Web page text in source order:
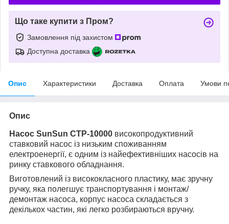
Що таке купити з Пром?
Замовлення під захистом
Доступна доставка
Опис Характеристики Доставка Оплата Умови
Опис
Насос SunSun CTP-10000 високопродуктивний
ставковий насос із низьким споживанням
електроенергії, є одним із найефективніших насосів на
ринку ставкового обладнання.
Виготовлений із висококласного пластику, має зручну
ручку, яка полегшує транспортування і монтаж/
демонтаж насоса, корпус насоса складається з
декількох частин, які легко розбираються вручну.